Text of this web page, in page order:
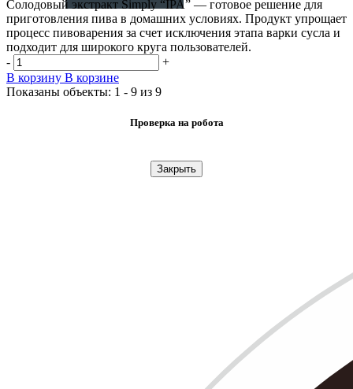
Солодовый экстракт Simply “IPA” — готовое решение для
приготовления пива в домашних условиях. Продукт упрощает
процесс пивоварения за счет исключения этапа варки сусла и
подходит для широкого круга пользователей.
-
+
В корзину В корзине
Показаны объекты: 1 - 9 из 9
Проверка на робота
Закрыть